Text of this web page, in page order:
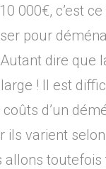
000€, c’est
pour
dire que
! Il est
d’un
ils varient
allons toutefois